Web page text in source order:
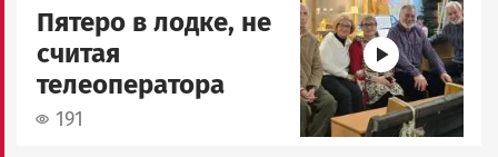
Пятеро в лодке, не
считая
телеоператора
191